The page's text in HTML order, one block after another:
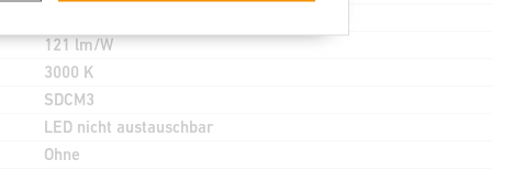
121 lm/W
3000 K
SDCM3
LED nicht austauschbar
Ohne